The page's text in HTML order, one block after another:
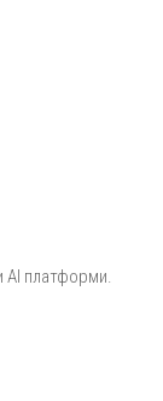
AI платформи.